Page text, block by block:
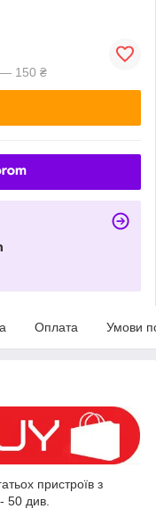
— 150 ₴
Оплата Умови
пристроїв з
50 див.